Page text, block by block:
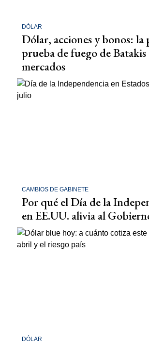
DÓLAR
Dólar, acciones y bonos: la
prueba de fuego de Batakis
mercados
CAMBIOS DE GABINETE
Por qué el Día de la
en EE.UU. alivia al
DÓLAR